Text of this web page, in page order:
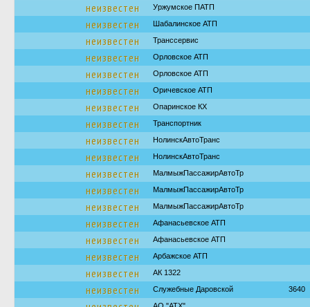
неизвестен Уржумское ПАТП
неизвестен Шабалинское АТП
неизвестен Транссервис
неизвестен Орловское АТП
неизвестен Орловское АТП
неизвестен Оричевское АТП
неизвестен Опаринское КХ
неизвестен Транспортник
неизвестен НолинскАвтоТранс
неизвестен НолинскАвтоТранс
неизвестен МалмыжПассажирАвтоТр
неизвестен МалмыжПассажирАвтоТр
неизвестен МалмыжПассажирАвтоТр
неизвестен Афанасьевское АТП
неизвестен Афанасьевское АТП
неизвестен Арбажское АТП
неизвестен АК 1322
неизвестен Служебные Даровской 3640